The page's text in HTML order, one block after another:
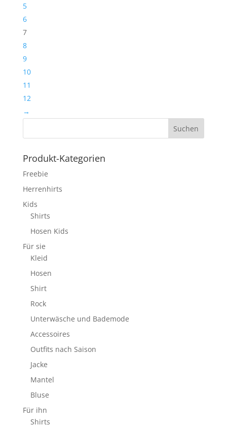
5
6
7
8
9
10
11
12
→
Produkt-Kategorien
Freebie
Herrenhirts
Kids
Shirts
Hosen Kids
Für sie
Kleid
Hosen
Shirt
Rock
Unterwäsche und Bademode
Accessoires
Outfits nach Saison
Jacke
Mantel
Bluse
Für ihn
Shirts